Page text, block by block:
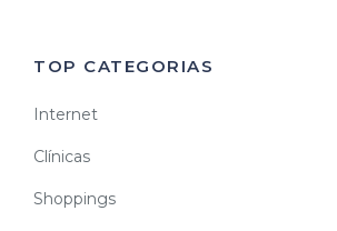
TOP CATEGORIAS
Internet
Clínicas
Shoppings